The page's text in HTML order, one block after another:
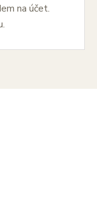
na účet.